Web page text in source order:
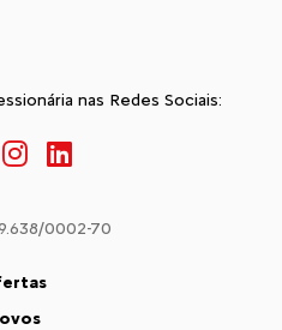
nas Redes Sociais:
0002-70